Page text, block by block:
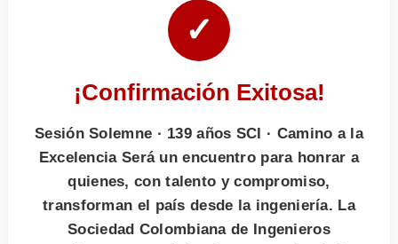
✓
¡Confirmación Exitosa!
Sesión Solemne · 139 años SCI · Camino a la
Excelencia Será un encuentro para honrar a
quienes, con talento y compromiso,
transforman el país desde la ingeniería. La
Sociedad Colombiana de Ingenieros